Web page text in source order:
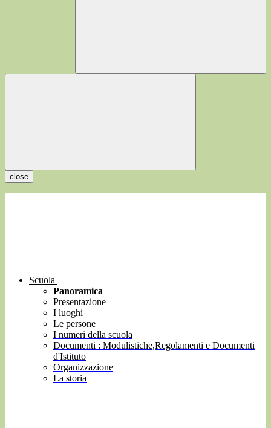
close
Scuola
Panoramica
Presentazione
I luoghi
Le persone
I numeri della scuola
Documenti : Modulistiche,Regolamenti e Documenti
d'Istituto
Organizzazione
La storia